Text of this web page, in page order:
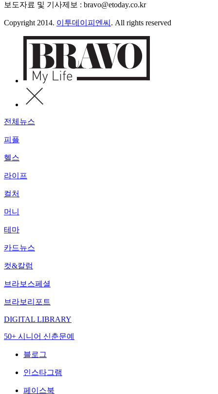
보도자료 및 기사제보 : bravo@etoday.co.kr
Copyright 2014. 이투데이피엔씨 . All rights reserved
전체뉴스
피플
헬스
라이프
컬처
머니
테마
카드뉴스
컷&칼럼
브라보스페셜
브라보리포트
DIGITAL LIBRARY
50+ 시니어 신춘문예
블로그
인스타그램
페이스북